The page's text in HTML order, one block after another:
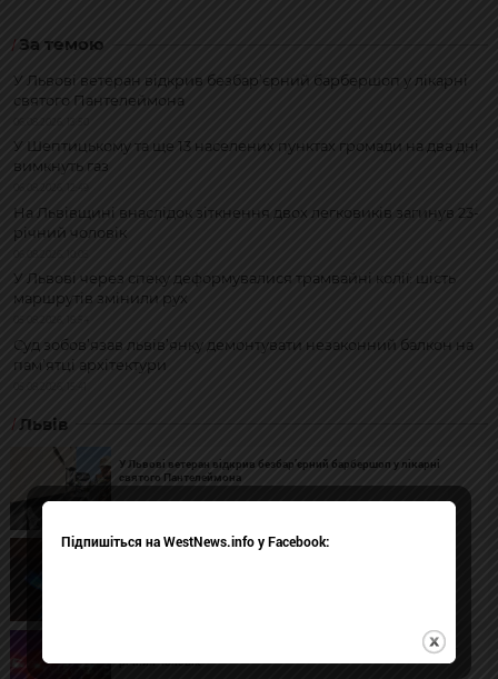
За темою
У Львові ветеран відкрив безбар’єрний барбершоп у лікарні
святого Пантелеймона
У Шептицькому та ще 13 населених пунктах громади на два дні
вимкнуть газ
На Львівщині внаслідок зіткнення двох легковиків загинув 23-
річний чоловік
У Львові через спеку деформувалися трамвайні колії: шість
маршрутів змінили рух
Суд зобов’язав львів’янку демонтувати незаконний балкон на
пам’ятці архітектури
Львів
У Львові ветеран відкрив безбар’єрний барбершоп у лікарні
святого Пантелеймона
На Львівщині внаслідок зіткнення двох легковиків загинув 23-
річний чоловік
Підпишіться на WestNews.info у Facebook: